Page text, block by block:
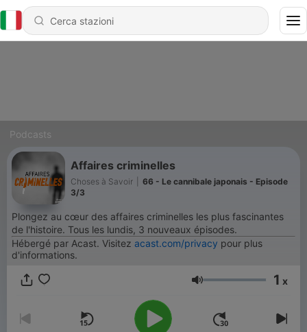
Podcasts
Affaires criminelles
Choses à Savoir
66 - Le cannibale japonais - Episode
3/3
Plongez au cœur des affaires criminelles les plus fascinantes
de l'histoire. Tous les lundis, 3 nouveaux épisodes.
Hébergé par Acast. Visitez acast.com/privacy pour plus
d'informations.
Volume 1 x